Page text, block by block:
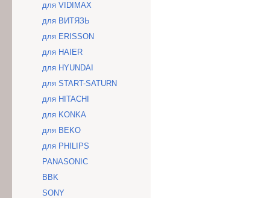
для VIDIMAX
для ВИТЯЗЬ
для ERISSON
для HAIER
для HYUNDAI
для START-SATURN
для HITACHI
для KONKA
для BEKO
для PHILIPS
PANASONIC
BBK
SONY